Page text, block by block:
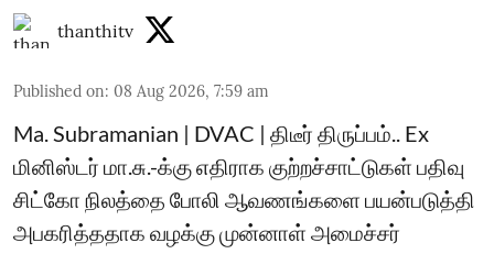
thanthitv
Published on: 08 Aug 2026, 7:59 am
Ma. Subramanian | DVAC | திடீர் திருப்பம்.. Ex
மினிஸ்டர் மா.சு.-க்கு எதிராக குற்றச்சாட்டுகள் பதிவு
சிட்கோ நிலத்தை போலி ஆவணங்களை பயன்படுத்தி
அபகரித்ததாக வழக்கு முன்னாள் அமைச்சர்